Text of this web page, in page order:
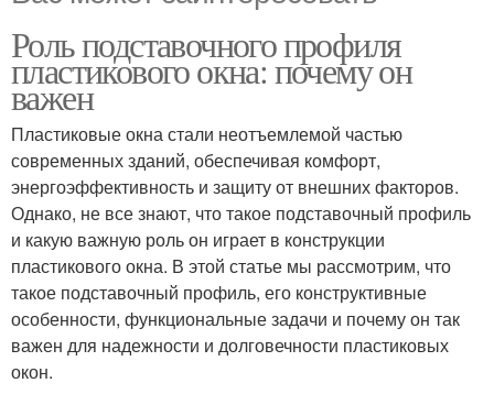
Роль подставочного профиля
пластикового окна: почему он
важен
Пластиковые окна стали неотъемлемой частью
современных зданий, обеспечивая комфорт,
энергоэффективность и защиту от внешних факторов.
Однако, не все знают, что такое подставочный профиль
и какую важную роль он играет в конструкции
пластикового окна. В этой статье мы рассмотрим, что
такое подставочный профиль, его конструктивные
особенности, функциональные задачи и почему он так
важен для надежности и долговечности пластиковых
окон.